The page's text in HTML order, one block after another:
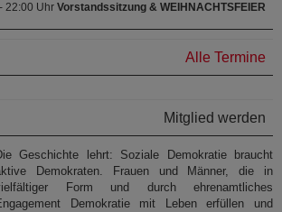
22:00 Uhr Vorstandssitzung & WEIHNACHTSFEIER
Alle Termine
Mitglied werden
Geschichte lehrt: Soziale Demokratie braucht
Demokraten. Frauen und Männer, die in
Form und durch ehrenamtliches
Demokratie mit Leben erfüllen und